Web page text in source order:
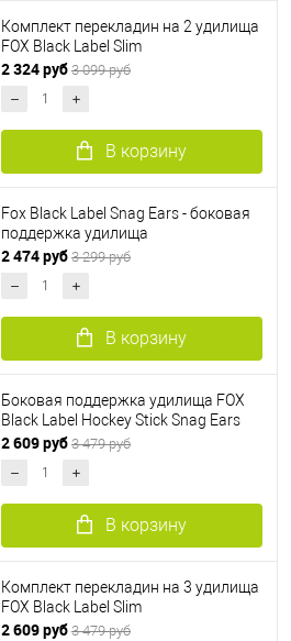
Комплект перекладин на 2 удилища
FOX Black Label Slim
2 324 руб 3 099 руб
В корзину
Fox Black Label Snag Ears - боковая
поддержка удилища
2 474 руб 3 299 руб
В корзину
Боковая поддержка удилища FOX
Black Label Hockey Stick Snag Ears
2 609 руб 3 479 руб
В корзину
Комплект перекладин на 3 удилища
FOX Black Label Slim
2 609 руб 3 479 руб